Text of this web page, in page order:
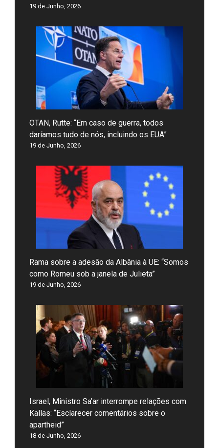
19 de Junho, 2026
OTAN, Rutte: “Em caso de guerra, todos
daríamos tudo de nós, incluindo os EUA”
19 de Junho, 2026
Rama sobre a adesão da Albânia à UE: “Somos
como Romeu sob a janela de Julieta”
19 de Junho, 2026
Israel, Ministro Sa’ar interrompe relações com
Kallas: “Esclarecer comentários sobre o
apartheid”
18 de Junho, 2026